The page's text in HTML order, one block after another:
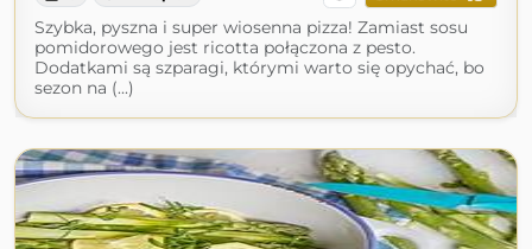
Szybka, pyszna i super wiosenna pizza! Zamiast sosu
pomidorowego jest ricotta połączona z pesto.
Dodatkami są szparagi, którymi warto się opychać, bo
sezon na (...)